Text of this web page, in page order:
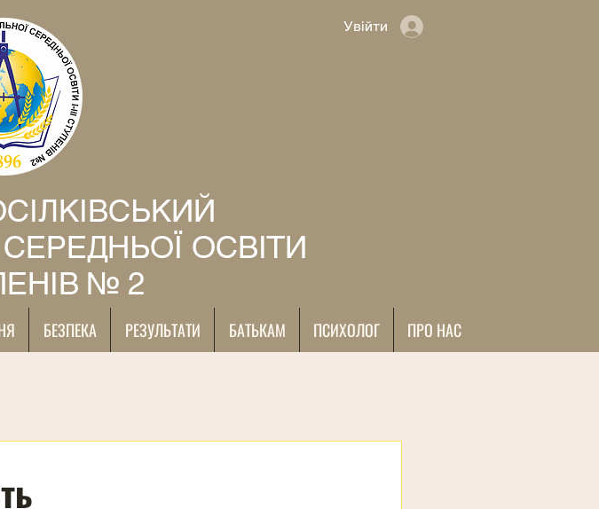
Увійти
ОСВІТИ
№ 2
БЕЗПЕКА РЕЗУЛЬТАТИ БАТЬКАМ ПСИХОЛОГ ПРО НАС